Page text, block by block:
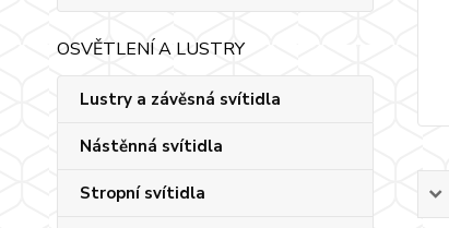
OSVĚTLENÍ A LUSTRY
Lustry a závěsná svítidla
Nástěnná svítidla
Stropní svítidla